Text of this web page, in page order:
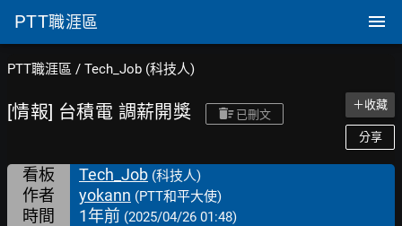
PTT職涯區
PTT職涯區 / Tech_Job (科技人)
[情報] 台積電 調薪開獎 已刪文
＋收藏
分享
看板 Tech_Job (科技人)
作者 yokann (PTT和平大使)
時間 1年前 (2025/04/26 01:48)